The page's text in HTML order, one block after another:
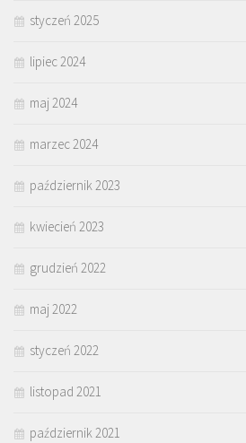
styczeń 2025
lipiec 2024
maj 2024
marzec 2024
październik 2023
kwiecień 2023
grudzień 2022
maj 2022
styczeń 2022
listopad 2021
październik 2021